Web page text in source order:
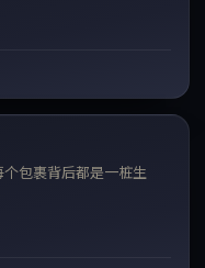
包裹背后都是一桩生